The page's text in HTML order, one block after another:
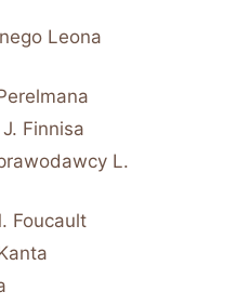
Leona
Finnisa
L.
Foucault